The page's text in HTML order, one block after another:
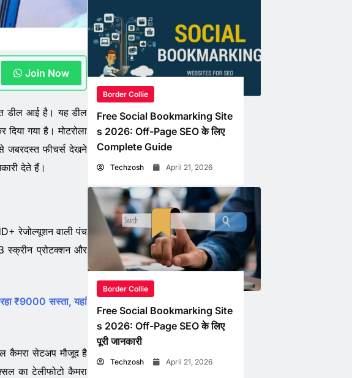
Join Now
डील आई है। यह डील
गया है। मोटरोला
जबरदस्त फीचर्स देखने
देते हैं।
रेजोल्यूशन वाली पंच
स्क्रीन प्रोटक्शन और
₹9000 सस्ता, यहां
कैमरा सेटअप मौजूद है
का टेलीफोटो कैमरा
Border Collie
Free Social Bookmarking Site
s 2026: Off-Page SEO के लिए
Complete Guide
Techzosh April 21, 2026
Border Collie
Free Social Bookmarking Site
s 2026: Off-Page SEO के लिए
पूरी जानकारी
Techzosh April 21, 2026